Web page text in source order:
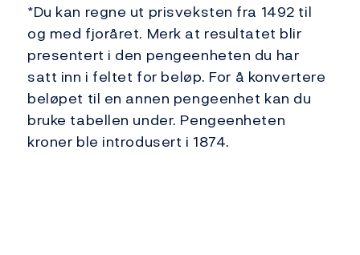
*Du kan regne ut prisveksten fra 1492 til
og med fjoråret. Merk at resultatet blir
presentert i den pengeenheten du har
satt inn i feltet for beløp. For å konvertere
beløpet til en annen pengeenhet kan du
bruke tabellen under. Pengeenheten
kroner ble introdusert i 1874.